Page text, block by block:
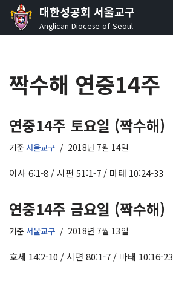
콘
로
건
뛰
기
대한성공회 서울교구
Anglican Diocese of Seoul
짝수해 연중14주
연중14주 토요일 (짝수해)
기준 서울교구 2018년 7월 14일
이사 6:1-8 / 시편 51:1-7 / 마태 10:24-33
연중14주 금요일 (짝수해)
기준 서울교구 2018년 7월 13일
호세 14:2-10 / 시편 80:1-7 / 마태 10:16-23